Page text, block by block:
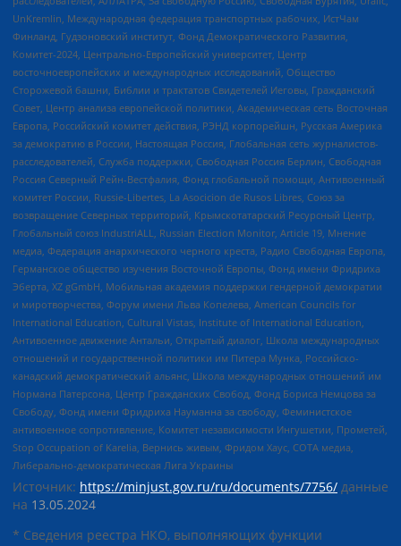
UnKremlin, Международная федерация транспортных рабочих, ИстЧам
Финланд, Гудзоновский институт, Фонд Демократического Развития,
Комитет-2024, Центрально-Европейский университет, Центр
восточноевропейских и международных исследований, Общество
Сторожевой башни, Библии и трактатов Свидетелей Иеговы, Гражданский
Совет, Центр анализа европейской политики, Академическая сеть Восточная
Европа, Российский комитет действия, РЭНД корпорейшн, Русская Америка
за демократию в России, Настоящая Россия, Глобальная сеть журналистов-
расследователей, Служба поддержки, Свободная Россия Берлин, Свободная
Россия Северный Рейн-Вестфалия, Фонд глобальной помощи, Антивоенный
комитет России, Russie-Libertes, La Asocicion de Rusos Libres, Союз за
возвращение Северных территорий, Крымскотатарский Ресурсный Центр,
Глобальный союз IndustriALL, Russian Election Monitor, Article 19, Мнение
медиа, Федерация анархического черного креста, Радио Свободная Европа,
Германское общество изучения Восточной Европы, Фонд имени Фридриха
Эберта, XZ gGmbH, Мобильная академия поддержки гендерной демократии
и миротворчества, Форум имени Льва Копелева, American Councils for
International Education, Cultural Vistas, Institute of International Education,
Антивоенное движение Антальи, Открытый диалог, Школа международных
отношений и государственной политики им Питера Мунка, Российско-
канадский демократический альянс, Школа международных отношений им
Нормана Патерсона, Центр Гражданских Свобод, Фонд Бориса Немцова за
Свободу, Фонд имени Фридриха Науманна за свободу, Феминистское
антивоенное сопротивление, Комитет независимости Ингушетии, Прометей,
Stop Occupation of Karelia, Вернись живым, Фридом Хаус, СОТА медиа,
Либерально-демократическая Лига Украины
Источник: https://minjust.gov.ru/ru/documents/7756/ данные
на 13.05.2024
* Сведения реестра НКО, выполняющих функции